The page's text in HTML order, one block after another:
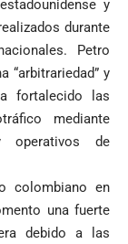
y
durante
Petro
“arbitrariedad” y
fortalecido las
mediante
operativos de
colombiano en
una fuerte
debido a las
de
pérdida
Pérez
ante